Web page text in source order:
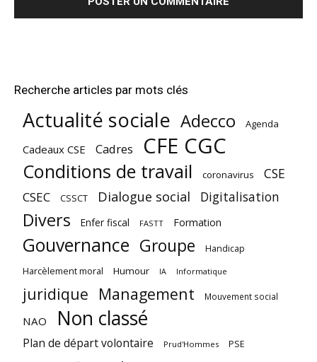
Recherche articles par mots clés
Actualité sociale Adecco Agenda
Cadeaux CSE Cadres CFE CGC
Conditions de travail coronavirus CSE
CSEC CSSCT Dialogue social Digitalisation
Divers Enfer fiscal FASTT Formation
Gouvernance Groupe Handicap
Harcèlement moral Humour IA Informatique
juridique Management Mouvement social
NAO Non classé
Plan de départ volontaire Prud'Hommes PSE